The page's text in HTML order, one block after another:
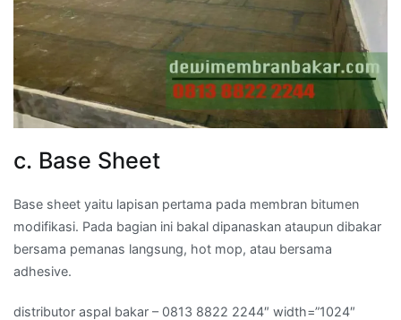
c. Base Sheet
Base sheet yaitu lapisan pertama pada membran bitumen
modifikasi. Pada bagian ini bakal dipanaskan ataupun dibakar
bersama pemanas langsung, hot mop, atau bersama
adhesive.
distributor aspal bakar – 0813 8822 2244″ width=”1024″